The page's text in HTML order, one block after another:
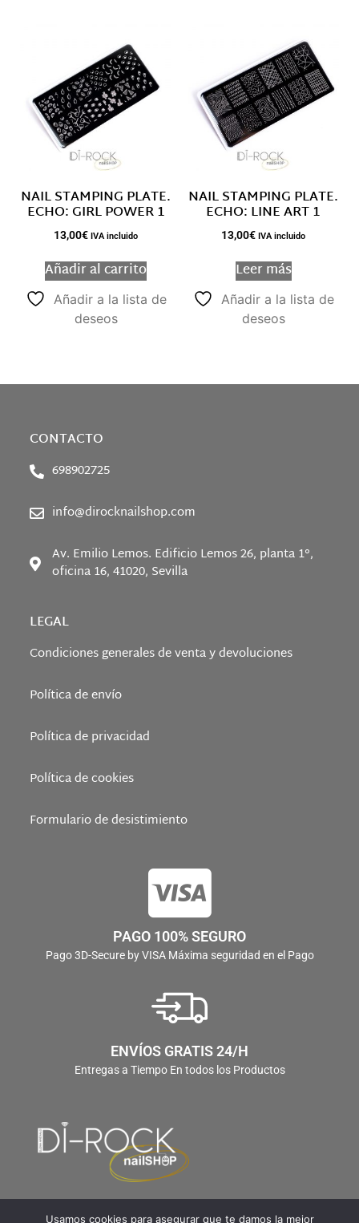
NAIL STAMPING PLATE.
ECHO: GIRL POWER 1
13,00€ IVA incluido
Añadir al carrito
Añadir a la lista de
deseos
NAIL STAMPING PLATE.
ECHO: LINE ART 1
13,00€ IVA incluido
Leer más
Añadir a la lista de
deseos
CONTACTO
698902725
info@dirocknailshop.com
Av. Emilio Lemos. Edificio Lemos 26, planta 1°,
oficina 16, 41020, Sevilla
LEGAL
Condiciones generales de venta y devoluciones
Política de envío
Política de privacidad
Política de cookies
Formulario de desistimiento
PAGO 100% SEGURO
Pago 3D-Secure by VISA Máxima seguridad en el Pago
ENVÍOS GRATIS 24/H
Entregas a Tiempo En todos los Productos
Usamos cookies para asegurar que te damos la mejor